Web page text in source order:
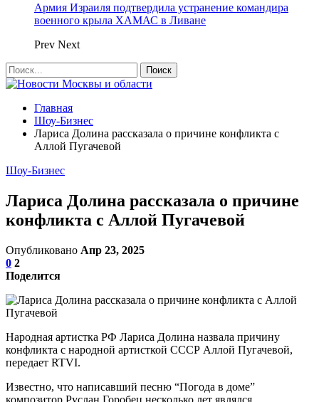
Армия Израиля подтвердила устранение командира
военного крыла ХАМАС в Ливане
Prev Next
Главная
Шоу-Бизнес
Лариса Долина рассказала о причине конфликта с
Аллой Пугачевой
Шоу-Бизнес
Лариса Долина рассказала о причине
конфликта с Аллой Пугачевой
Опубликовано Апр 23, 2025
0 2
Поделится
Народная артистка РФ Лариса Долина назвала причину
конфликта с народной артисткой СССР Аллой Пугачевой,
передает RTVI.
Известно, что написавший песню “Погода в доме”
композитор Руслан Горобец несколько лет являлся